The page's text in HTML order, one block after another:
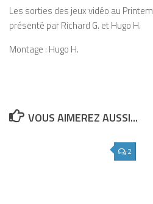
Les sorties des jeux vidéo au
présenté par Richard G. et Hugo H.
Montage : Hugo H.
VOUS AIMEREZ AUSSI...
2